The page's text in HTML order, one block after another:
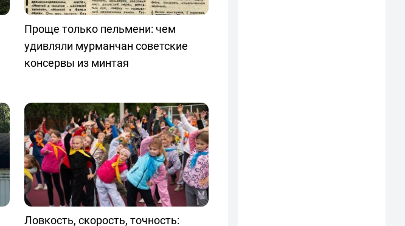
Проще только пельмени: чем
удивляли мурманчан советские
консервы из минтая
Ловкость, скорость, точность: